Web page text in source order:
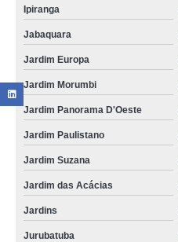
Ipiranga
Jabaquara
Jardim Europa
Jardim Morumbi
Jardim Panorama D'Oeste
Jardim Paulistano
Jardim Suzana
Jardim das Acácias
Jardins
Jurubatuba